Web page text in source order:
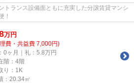
トランス設備面ともに充実した分譲賃貸マンシ
！
万円
費・共益費 7,000円)
0ヶ月｜礼：5.8万円
階：4階
り：1K
：20.34㎡